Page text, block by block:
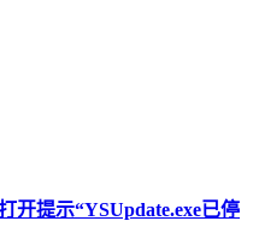
开提示“YSUpdate.exe已停